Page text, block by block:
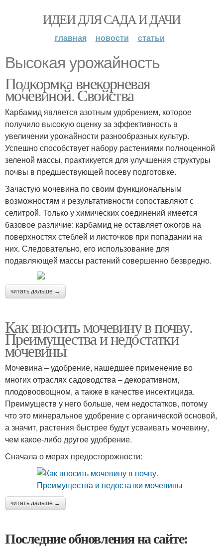
ИДЕИ ДЛЯ САДА И ДАЧИ
главная новости статьи
Высокая урожайность
Подкормка внекорневая
мочевиной. Свойства
Карбамид является азотным удобрением, которое
получило высокую оценку за эффективность в
увеличении урожайности разнообразных культур.
Успешно способствует набору растениями полноценной
зеленой массы, практикуется для улучшения структуры
почвы в предшествующей посеву подготовке.
Зачастую мочевина по своим функциональным
возможностям и результативности сопоставляют с
селитрой. Только у химических соединений имеется
базовое различие: карбамид не оставляет ожогов на
поверхностях стеблей и листочков при попадании на
них. Следовательно, его использование для
подавляющей массы растений совершенно безвредно.
читать дальше →
Как вносить мочевину в почву.
Преимущества и недостатки
мочевины
Мочевина – удобрение, нашедшее применение во
многих отраслях садоводства – декоративном,
плодовоовощном, а также в качестве инсектицида.
Преимуществ у него больше, чем недостатков, потому
что это минеральное удобрение с органической основой,
а значит, растения быстрее будут усваивать мочевину,
чем какое-либо другое удобрение.
Сначала о мерах предосторожности:
читать дальше →
Последние обновления на сайте: